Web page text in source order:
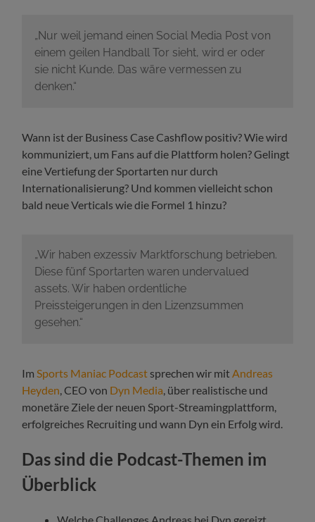
„Nur weil jemand einen Social Media Post von
einem geilen Handball Tor sieht, wird er oder
sie nicht Kunde. Das wäre vermessen zu
denken.“
Wann ist der Business Case Cashflow positiv? Wie wird
kommuniziert, um Fans auf die Plattform holen? Gelingt
eine Vertiefung der Sportarten nur durch
Internationalisierung? Und kommen vielleicht schon
bald neue Verticals wie die Formel 1 hinzu?
„Wir haben exzessiv Marktforschung betrieben.
Diese fünf Sportarten waren undervalued
assets. Wir haben ordentliche
Preissteigerungen in den Lizenzsummen
gesehen.“
ImSports Maniac Podcast sprechen wir mitAndreas
Heyden, CEO von Dyn Media, über realistische und
monetäre Ziele der neuen Sport-Streamingplattform,
erfolgreiches Recruiting und wann Dyn ein Erfolg wird.
Das sind die Podcast-Themen im
Überblick